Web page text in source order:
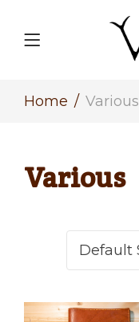
Various
Home Various